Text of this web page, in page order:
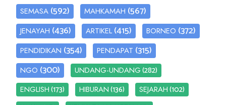
SEMASA (592) MAHKAMAH (567)
JENAYAH (436) ARTIKEL (415) BORNEO (372)
PENDIDIKAN (354) PENDAPAT (315)
NGO (300) UNDANG-UNDANG(282)
ENGLISH(173) HIBURAN(136) SEJARAH(102)